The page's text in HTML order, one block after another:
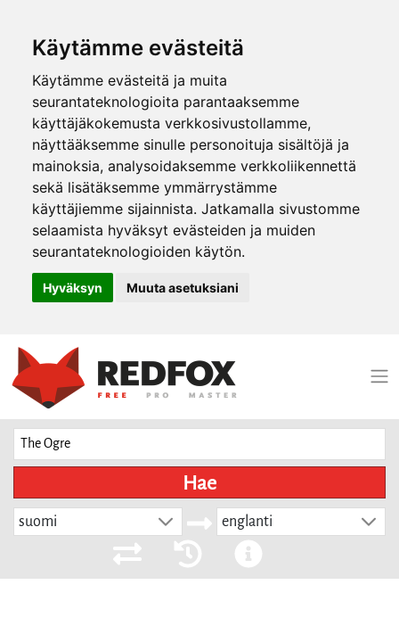
Käytämme evästeitä
Käytämme evästeitä ja muita
seurantateknologioita parantaaksemme
käyttäjäkokemusta verkkosivustollamme,
näyttääksemme sinulle personoituja sisältöjä ja
mainoksia, analysoidaksemme verkkoliikennettä
sekä lisätäksemme ymmärrystämme
käyttäjiemme sijainnista. Jatkamalla sivustomme
selaamista hyväksyt evästeiden ja muiden
seurantateknologioiden käytön.
Hyväksyn Muuta asetuksiani
Hae
suomi englanti